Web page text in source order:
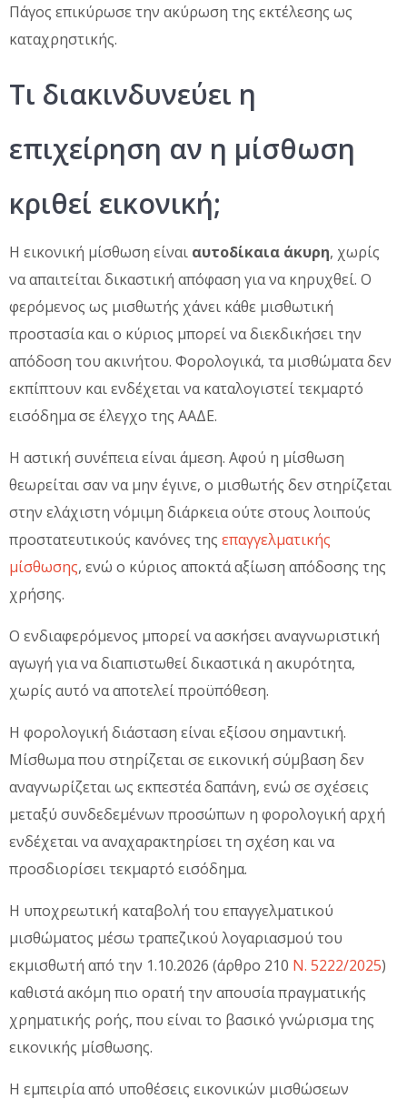
Πάγος επικύρωσε την ακύρωση της εκτέλεσης ως
καταχρηστικής.
Τι διακινδυνεύει η
επιχείρηση αν η μίσθωση
κριθεί εικονική;
Η εικονική μίσθωση είναι αυτοδίκαια άκυρη, χωρίς
να απαιτείται δικαστική απόφαση για να κηρυχθεί. Ο
φερόμενος ως μισθωτής χάνει κάθε μισθωτική
προστασία και ο κύριος μπορεί να διεκδικήσει την
απόδοση του ακινήτου. Φορολογικά, τα μισθώματα δεν
εκπίπτουν και ενδέχεται να καταλογιστεί τεκμαρτό
εισόδημα σε έλεγχο της ΑΑΔΕ.
Η αστική συνέπεια είναι άμεση. Αφού η μίσθωση
θεωρείται σαν να μην έγινε, ο μισθωτής δεν στηρίζεται
στην ελάχιστη νόμιμη διάρκεια ούτε στους λοιπούς
προστατευτικούς κανόνες της επαγγελματικής
μίσθωσης, ενώ ο κύριος αποκτά αξίωση απόδοσης της
χρήσης.
Ο ενδιαφερόμενος μπορεί να ασκήσει αναγνωριστική
αγωγή για να διαπιστωθεί δικαστικά η ακυρότητα,
χωρίς αυτό να αποτελεί προϋπόθεση.
Η φορολογική διάσταση είναι εξίσου σημαντική.
Μίσθωμα που στηρίζεται σε εικονική σύμβαση δεν
αναγνωρίζεται ως εκπεστέα δαπάνη, ενώ σε σχέσεις
μεταξύ συνδεδεμένων προσώπων η φορολογική αρχή
ενδέχεται να αναχαρακτηρίσει τη σχέση και να
προσδιορίσει τεκμαρτό εισόδημα.
Η υποχρεωτική καταβολή του επαγγελματικού
μισθώματος μέσω τραπεζικού λογαριασμού του
εκμισθωτή από την 1.10.2026 (άρθρο 210 Ν. 5222/2025)
καθιστά ακόμη πιο ορατή την απουσία πραγματικής
χρηματικής ροής, που είναι το βασικό γνώρισμα της
εικονικής μίσθωσης.
Η εμπειρία από υποθέσεις εικονικών μισθώσεων